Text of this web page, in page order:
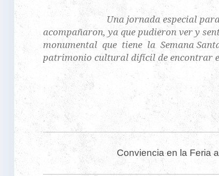
Una jornada especial para
acompañaron, ya que pudieron ver y
monumental que tiene la Semana
patrimonio cultural difícil de encontrar
Conviencia en la Feria